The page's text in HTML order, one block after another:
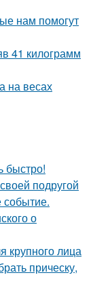
нам помогут
41 килограмм
на весах
быстро!
подругой
о
крупного лица
прическу,